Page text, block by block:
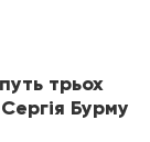
трьох
Бурму